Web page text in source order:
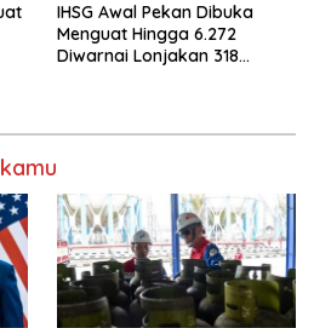
IHSG Awal Pekan Dibuka
Menguat Hingga 6.272
Diwarnai Lonjakan 318